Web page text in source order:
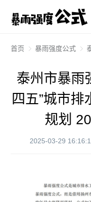
首页 暴雨强度公式 泰
泰州市暴雨
四五”城市
规划
2025-03-29